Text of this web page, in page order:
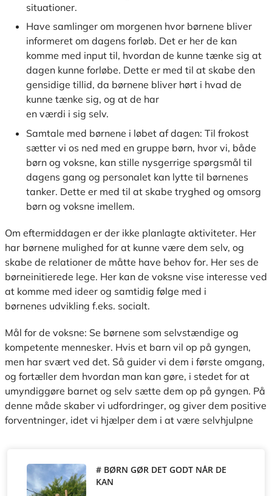
situationer.
Have samlinger om morgenen hvor børnene bliver
informeret om dagens forløb. Det er her de kan
komme med input til, hvordan de kunne tænke sig at
dagen kunne forløbe. Dette er med til at skabe den
gensidige tillid, da børnene bliver hørt i hvad de
kunne tænke sig, og at de har
en værdi i sig selv.
Samtale med børnene i løbet af dagen: Til frokost
sætter vi os ned med en gruppe børn, hvor vi, både
børn og voksne, kan stille nysgerrige spørgsmål til
dagens gang og personalet kan lytte til børnenes
tanker. Dette er med til at skabe tryghed og omsorg
børn og voksne imellem.
Om eftermiddagen er der ikke planlagte aktiviteter. Her
har børnene mulighed for at kunne være dem selv, og
skabe de relationer de måtte have behov for. Her ses de
børneinitierede lege. Her kan de voksne vise interesse ved
at komme med ideer og samtidig følge med i
børnenes udvikling f.eks. socialt.
Mål for de voksne: Se børnene som selvstændige og
kompetente mennesker. Hvis et barn vil op på gyngen,
men har svært ved det. Så guider vi dem i første omgang,
og fortæller dem hvordan man kan gøre, i stedet for at
umyndiggøre barnet og selv sætte dem op på gyngen. På
denne måde skaber vi udfordringer, og giver dem positive
forventninger, idet vi hjælper dem i at være selvhjulpne
# BØRN GØR DET GODT NÅR DE
KAN